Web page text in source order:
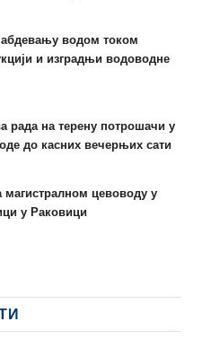
водом током
и изградњи водоводне
рада на терену потрошачи у
до касних вечерњих сати
цевоводу у
у Раковици